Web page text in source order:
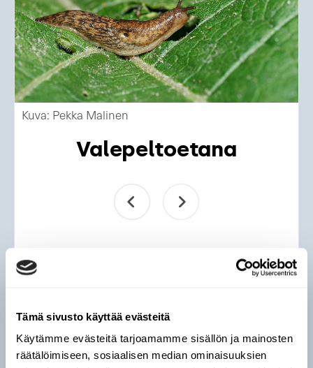
Tämä sivusto käyttää evästeitä
Käytämme evästeitä tarjoamamme sisällön ja mainosten
räätälöimiseen, sosiaalisen median ominaisuuksien
Kuva: Pekka Malinen
Valepeltoetana
Deroceras reticulatum
Verkkomainen kuviointi ja paksu iho, väritys
muuntelee paljon. Erittää kirkasta limaa,
häirittynä maidonvalkeaa.